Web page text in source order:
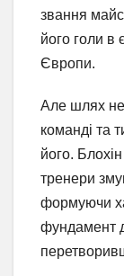
звання
його голи в
Європи.
Але шлях не
команді та
його. Блохін
тренери
формуючи
фундамент